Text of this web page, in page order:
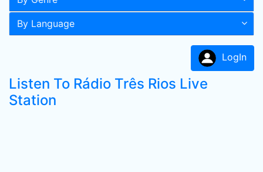
By Language
LogIn
Listen To Rádio Três Rios Live
Station